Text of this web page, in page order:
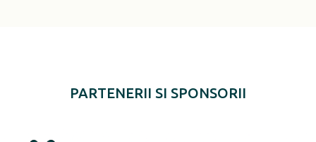
PARTENERII SI SPONSORII